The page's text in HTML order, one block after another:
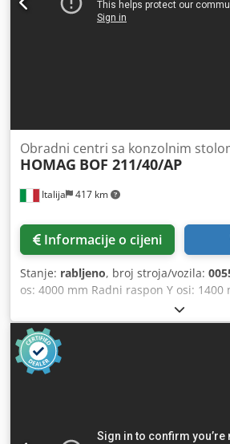
Italija 417 km
Obradni centri sa konzolnim
HOMAG BOF 211/40/AP
Informacije o cijeni
Stanje: rabljeno, broj stroja/vozila:
os: 4000 mm Radni raspon Y osi: 1400
vakuumskim nosačima konzole
glavnog vretena: 15 KW Ne.
bušaćih vretena: 30 Broj utora za alat: